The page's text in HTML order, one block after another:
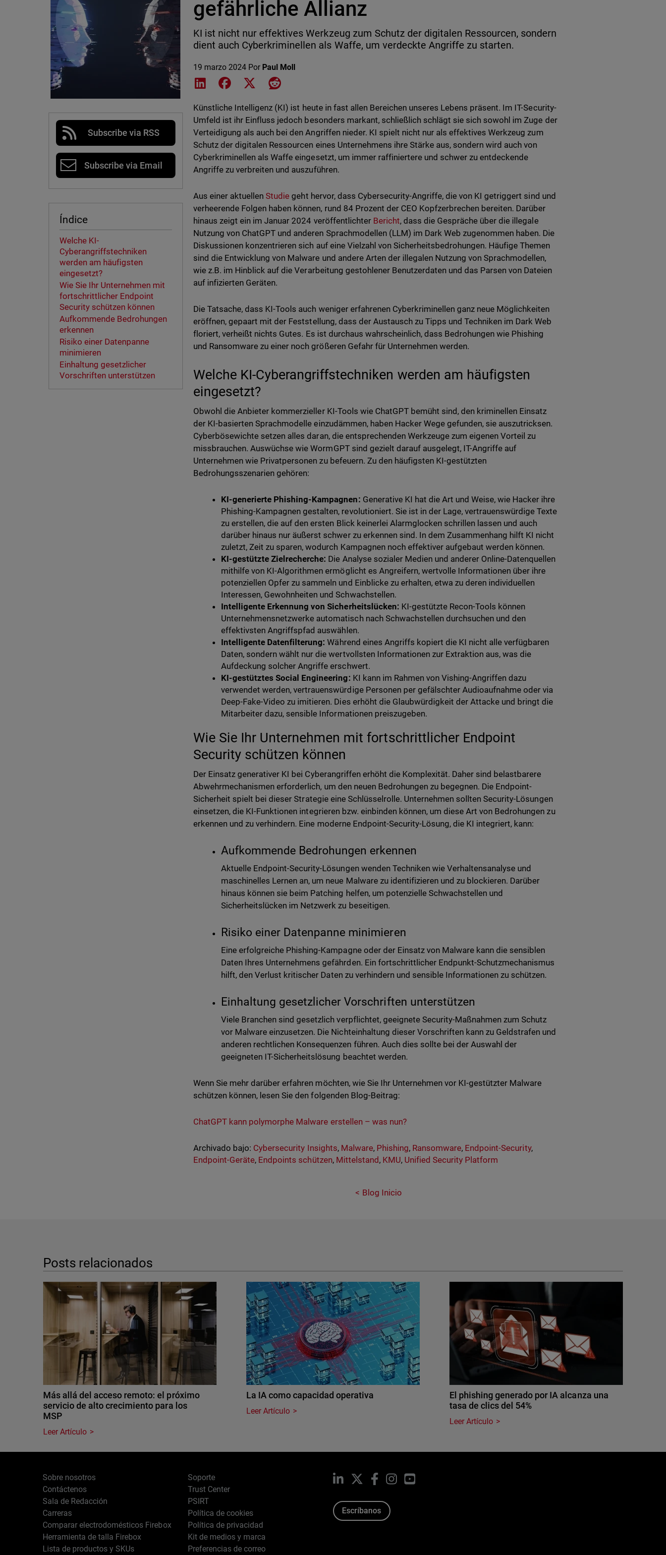
Subscribe via RSS
Subscribe via Email
Índice
Welche KI-
Cyberangriffstechniken
werden am häufigsten
eingesetzt?
Wie Sie Ihr Unternehmen mit
fortschrittlicher Endpoint
Security schützen können
Aufkommende Bedrohungen
erkennen
Risiko einer Datenpanne
minimieren
Einhaltung gesetzlicher
Vorschriften unterstützen
gefährliche Allianz
KI ist nicht nur effektives Werkzeug zum Schutz der digitalen Ressourcen, sondern
dient auch Cyberkriminellen als Waffe, um verdeckte Angriffe zu starten.
19 marzo 2024 Por Paul Moll
Share on LinkedIn
Share on Facebook
Share on XShare on Reddit
Künstliche Intelligenz (KI) ist heute in fast allen Bereichen unseres Lebens präsent. Im IT-Security-
Umfeld ist ihr Einfluss jedoch besonders markant, schließlich schlägt sie sich sowohl im Zuge der
Verteidigung als auch bei den Angriffen nieder. KI spielt nicht nur als effektives Werkzeug zum
Schutz der digitalen Ressourcen eines Unternehmens ihre Stärke aus, sondern wird auch von
Cyberkriminellen als Waffe eingesetzt, um immer raffiniertere und schwer zu entdeckende
Angriffe zu verbreiten und auszuführen.
Aus einer aktuellenStudie geht hervor, dass Cybersecurity-Angriffe, die von KI getriggert sind und
verheerende Folgen haben können, rund 84 Prozent der CEO Kopfzerbrechen bereiten. Darüber
hinaus zeigt ein im Januar 2024 veröffentlichter Bericht, dass die Gespräche über die illegale
Nutzung von ChatGPT und anderen Sprachmodellen (LLM) im Dark Web zugenommen haben. Die
Diskussionen konzentrieren sich auf eine Vielzahl von Sicherheitsbedrohungen. Häufige Themen
sind die Entwicklung von Malware und andere Arten der illegalen Nutzung von Sprachmodellen,
wie z.B. im Hinblick auf die Verarbeitung gestohlener Benutzerdaten und das Parsen von Dateien
auf infizierten Geräten.
Die Tatsache, dass KI-Tools auch weniger erfahrenen Cyberkriminellen ganz neue Möglichkeiten
eröffnen, gepaart mit der Feststellung, dass der Austausch zu Tipps und Techniken im Dark Web
floriert, verheißt nichts Gutes. Es ist durchaus wahrscheinlich, dass Bedrohungen wie Phishing
und Ransomware zu einer noch größeren Gefahr für Unternehmen werden.
Welche KI-Cyberangriffstechniken werden am häufigsten
eingesetzt?
Obwohl die Anbieter kommerzieller KI-Tools wie ChatGPT bemüht sind, den kriminellen Einsatz
der KI-basierten Sprachmodelle einzudämmen, haben Hacker Wege gefunden, sie auszutricksen.
Cyberbösewichte setzen alles daran, die entsprechenden Werkzeuge zum eigenen Vorteil zu
missbrauchen. Auswüchse wie WormGPT sind gezielt darauf ausgelegt, IT-Angriffe auf
Unternehmen wie Privatpersonen zu befeuern. Zu den häufigsten KI-gestützten
Bedrohungsszenarien gehören:
KI-generierte Phishing-Kampagnen: Generative KI hat die Art und Weise, wie Hacker ihre
Phishing-Kampagnen gestalten, revolutioniert. Sie ist in der Lage, vertrauenswürdige Texte
zu erstellen, die auf den ersten Blick keinerlei Alarmglocken schrillen lassen und auch
darüber hinaus nur äußerst schwer zu erkennen sind. In dem Zusammenhang hilft KI nicht
zuletzt, Zeit zu sparen, wodurch Kampagnen noch effektiver aufgebaut werden können.
KI-gestützte Zielrecherche: Die Analyse sozialer Medien und anderer Online-Datenquellen
mithilfe von KI-Algorithmen ermöglicht es Angreifern, wertvolle Informationen über ihre
potenziellen Opfer zu sammeln und Einblicke zu erhalten, etwa zu deren individuellen
Interessen, Gewohnheiten und Schwachstellen.
Intelligente Erkennung von Sicherheitslücken: KI-gestützte Recon-Tools können
Unternehmensnetzwerke automatisch nach Schwachstellen durchsuchen und den
effektivsten Angriffspfad auswählen.
Intelligente Datenfilterung:Während eines Angriffs kopiert die KI nicht alle verfügbaren
Daten, sondern wählt nur die wertvollsten Informationen zur Extraktion aus, was die
Aufdeckung solcher Angriffe erschwert.
KI-gestütztes Social Engineering: KI kann im Rahmen von Vishing-Angriffen dazu
verwendet werden, vertrauenswürdige Personen per gefälschter Audioaufnahme oder via
Deep-Fake-Video zu imitieren. Dies erhöht die Glaubwürdigkeit der Attacke und bringt die
Mitarbeiter dazu, sensible Informationen preiszugeben.
Wie Sie Ihr Unternehmen mit fortschrittlicher Endpoint
Security schützen können
Der Einsatz generativer KI bei Cyberangriffen erhöht die Komplexität. Daher sind belastbarere
Abwehrmechanismen erforderlich, um den neuen Bedrohungen zu begegnen. Die Endpoint-
Sicherheit spielt bei dieser Strategie eine Schlüsselrolle. Unternehmen sollten Security-Lösungen
einsetzen, die KI-Funktionen integrieren bzw. einbinden können, um diese Art von Bedrohungen zu
erkennen und zu verhindern. Eine moderne Endpoint-Security-Lösung, die KI integriert, kann:
Aufkommende Bedrohungen erkennen
Aktuelle Endpoint-Security-Lösungen wenden Techniken wie Verhaltensanalyse und
maschinelles Lernen an, um neue Malware zu identifizieren und zu blockieren. Darüber
hinaus können sie beim Patching helfen, um potenzielle Schwachstellen und
Sicherheitslücken im Netzwerk zu beseitigen.
Risiko einer Datenpanne minimieren
Eine erfolgreiche Phishing-Kampagne oder der Einsatz von Malware kann die sensiblen
Daten Ihres Unternehmens gefährden. Ein fortschrittlicher Endpunkt-Schutzmechanismus
hilft, den Verlust kritischer Daten zu verhindern und sensible Informationen zu schützen.
Einhaltung gesetzlicher Vorschriften unterstützen
Viele Branchen sind gesetzlich verpflichtet, geeignete Security-Maßnahmen zum Schutz
vor Malware einzusetzen. Die Nichteinhaltung dieser Vorschriften kann zu Geldstrafen und
anderen rechtlichen Konsequenzen führen. Auch dies sollte bei der Auswahl der
geeigneten IT-Sicherheitslösung beachtet werden.
Wenn Sie mehr darüber erfahren möchten, wie Sie Ihr Unternehmen vor KI-gestützter Malware
schützen können, lesen Sie den folgenden Blog-Beitrag:
ChatGPT kann polymorphe Malware erstellen – was nun?
Archivado bajo: Cybersecurity Insights, Malware, Phishing, Ransomware, Endpoint-Security,
Endpoint-Geräte, Endpoints schützen, Mittelstand , KMU, Unified Security Platform
Blog Inicio
Posts relacionados
Más allá del acceso remoto: el próximo
servicio de alto crecimiento para los
MSP
Leer Artículo
La IA como capacidad operativa
Leer Artículo
El phishing generado por IA alcanza una
tasa de clics del 54%
Leer Artículo
Sobre nosotros
Contáctenos
Sala de Redacción
Carreras
Comparar electrodomésticos Firebox
Herramienta de talla Firebox
Lista de productos y SKUs
Soporte
Trust Center
PSIRT
Política de cookies
Política de privacidad
Kit de medios y marca
Preferencias de correo
LinkedIn Facebook
InstagramYouTube
Escríbanos